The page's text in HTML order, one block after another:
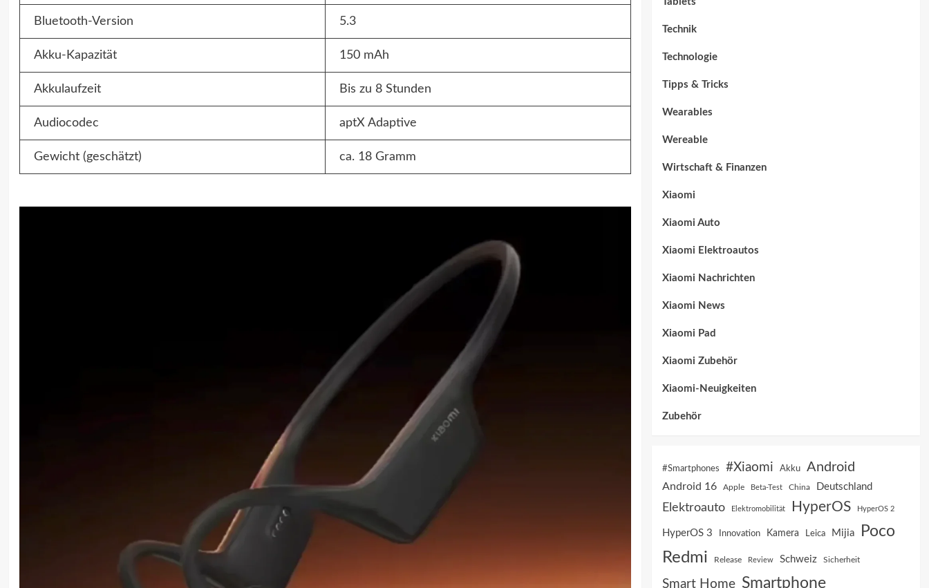
Bluetooth-Version 5.3
Akku-Kapazität 150 mAh
Akkulaufzeit Bis zu 8 Stunden
Audiocodec aptX Adaptive
Gewicht (geschätzt) ca. 18 Gramm
Technik
Technologie
Tipps & Tricks
Wearables
Wereable
Wirtschaft & Finanzen
Xiaomi
Xiaomi Auto
Xiaomi Elektroautos
Xiaomi Nachrichten
Xiaomi News
Xiaomi Pad
Xiaomi Zubehör
Xiaomi-Neuigkeiten
Zubehör
#Smartphones #Xiaomi Akku Android
Android 16 Apple Beta-Test China Deutschland
Elektroauto Elektromobilität HyperOS HyperOS 2
HyperOS 3 Innovation Kamera Leica Mijia
Poco
Redmi
Release Review Schweiz Sicherheit
Smart Home Smartphone